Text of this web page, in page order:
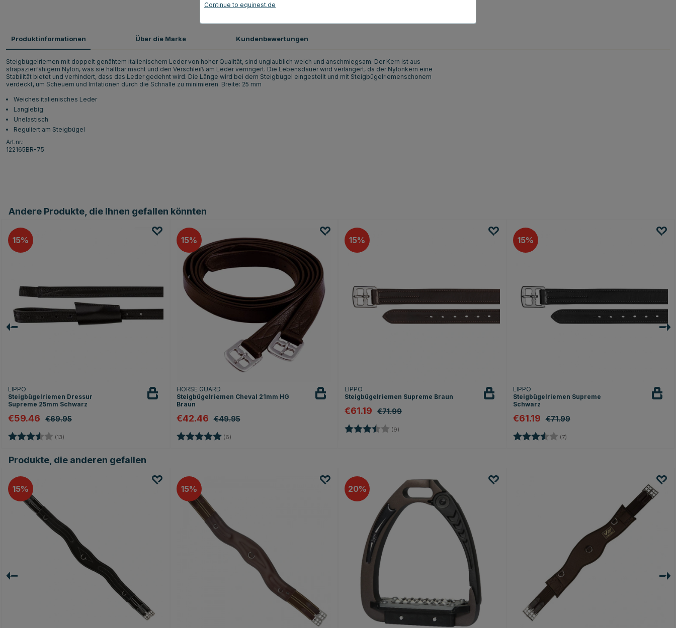
Produktinformationen
Steigbügelriemen mit doppelt genähtem italienischem Leder von hoher Qualität, sind unglaublich weich und anschmiegsam. Der Kern ist aus
strapazierfähigem Nylon, was sie haltbar macht und den Verschleiß am Leder verringert. Die Lebensdauer wird verlängert, da der Nylonkern eine
Stabilität bietet und verhindert, dass das Leder gedehnt wird. Die Länge wird bei dem Steigbügel eingestellt und mit Steigbügelriemenschonern
verdeckt, um Scheuern und Irritationen durch die Schnalle zu minimieren. Breite: 25 mm
Weiches italienisches Leder
Langlebig
Unelastisch
Reguliert am Steigbügel
Art.nr.:
122165BR-75
Über die Marke Kundenbewertungen
Andere Produkte, die Ihnen gefallen könnten
15
LIPPO
Steigbügelriemen Dressur
Supreme 25mm Schwarz
€59.46 €69.95
Bewertung: (13)
15
HORSE GUARD
Steigbügelriemen Cheval 21mm HG
Braun
€42.46 €49.95
Bewertung: (6)
15
LIPPO
Steigbügelriemen Supreme Braun
€61.19 €71.99
Bewertung: (9)
15
LIPPO
Steigbügelriemen Supreme
Schwarz
€61.19 €71.99
Bewertung: (7)
Produkte, die anderen gefallen
15 15 20
Continue to equinest.de